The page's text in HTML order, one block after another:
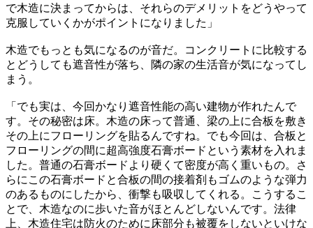
で木造に決まってからは、それらのデメリットをどうやって
克服していくかがポイントになりました」
木造でもっとも気になるのが音だ。コンクリートに比較する
とどうしても遮音性が落ち、隣の家の生活音が気になってし
まう。
「でも実は、今回かなり遮音性能の高い建物が作れたんで
す。その秘密は床。木造の床って普通、梁の上に合板を敷き
その上にフローリングを貼るんですね。でも今回は、合板と
フローリングの間に超高強度石膏ボードという素材を入れま
した。普通の石膏ボードより硬くて密度が高く重いもの。さ
らにこの石膏ボードと合板の間の接着剤もゴムのような弾力
のあるものにしたから、衝撃も吸収してくれる。こうするこ
とで、木造なのに歩いた音がほとんどしないんです。法律
上、木造住宅は防火のために床部分も被覆をしないといけな